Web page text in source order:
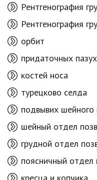
Рентгенография
Рентгенография
орбит
придаточных
костей носа
турецково селда
подвывих шейного
шейный отдел
грудной отдел
поясничный отдел
кресца и копчика